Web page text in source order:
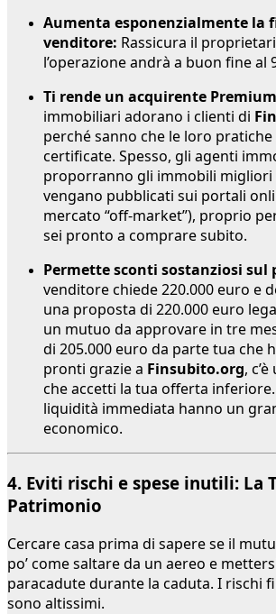
Aumenta esponenzialmente la
venditore: Rassicura il
l’operazione andrà a buon fine al
Ti rende un acquirente
immobiliari adorano i clienti di
perché sanno che le loro
certificate. Spesso, gli agenti
proporranno gli immobili migliori
vengano pubblicati sui portali
mercato “off-market”), proprio
sei pronto a comprare subito.
Permette sconti sostanziosi sul
venditore chiede 220.000 euro e
una proposta di 220.000 euro
un mutuo da approvare in tre
di 205.000 euro da parte tua che
pronti grazie a Finsubito.org,
che accetti la tua offerta inferiore.
liquidità immediata hanno un
economico.
4. Eviti rischi e spese inutili: La
Patrimonio
Cercare casa prima di sapere se il
po’ come saltare da un aereo e
paracadute durante la caduta. I rischi
sono altissimi.